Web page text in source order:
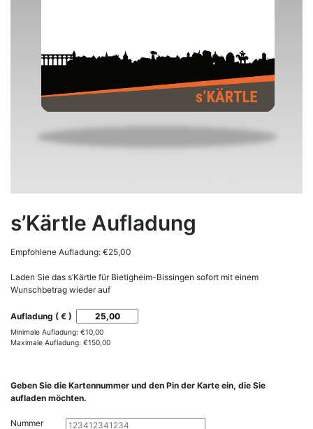
s’Kärtle Aufladung
Empfohlene Aufladung: €25,00
Laden Sie das s’Kärtle für Bietigheim-Bissingen sofort mit einem
Wunschbetrag wieder auf
Aufladung ( € )
Minimale Aufladung: €10,00
Maximale Aufladung: €150,00
Geben Sie die Kartennummer und den Pin der Karte ein, die Sie
aufladen möchten.
Nummer